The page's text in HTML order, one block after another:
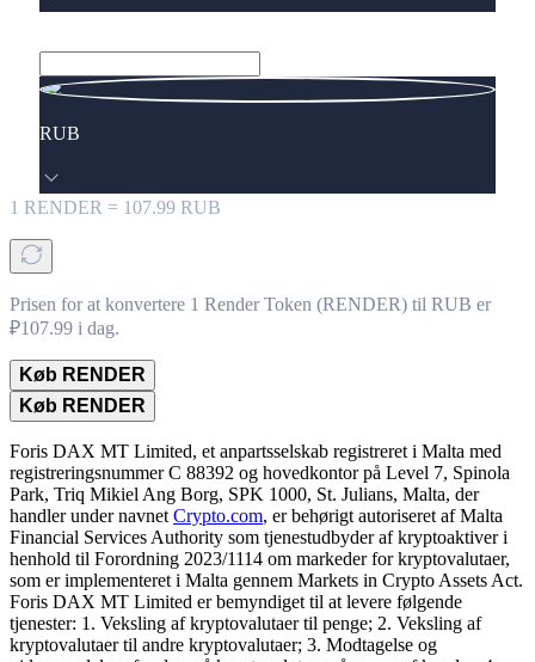
RUB
1 RENDER = 107.99 RUB
Prisen for at konvertere 1 Render Token (RENDER) til RUB er
₽107.99 i dag.
Køb RENDER
Køb RENDER
Foris DAX MT Limited, et anpartsselskab registreret i Malta med
registreringsnummer C 88392 og hovedkontor på Level 7, Spinola
Park, Triq Mikiel Ang Borg, SPK 1000, St. Julians, Malta, der
handler under navnet Crypto.com, er behørigt autoriseret af Malta
Financial Services Authority som tjenestudbyder af kryptoaktiver i
henhold til Forordning 2023/1114 om markeder for kryptovalutaer,
som er implementeret i Malta gennem Markets in Crypto Assets Act.
Foris DAX MT Limited er bemyndiget til at levere følgende
tjenester: 1. Veksling af kryptovalutaer til penge; 2. Veksling af
kryptovalutaer til andre kryptovalutaer; 3. Modtagelse og